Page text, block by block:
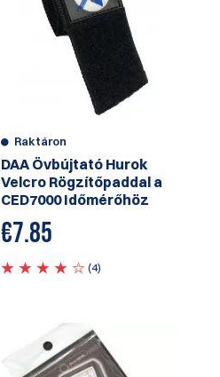
Raktáron
DAA Övbújtató Hurok
Velcro Rögzítőpaddal a
CED7000 Időmérőhöz
€7.85
(4)